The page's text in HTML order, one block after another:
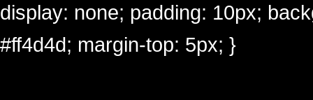
display: none; padding: 10px;
#ff4d4d; margin-top: 5px; }